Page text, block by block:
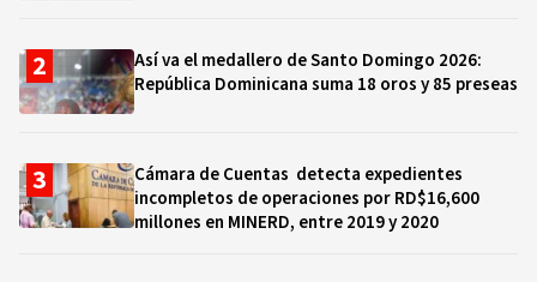
Así va el medallero de Santo Domingo 2026:
República Dominicana suma 18 oros y 85 preseas
Cámara de Cuentas detecta expedientes
incompletos de operaciones por RD$16,600
millones en MINERD, entre 2019 y 2020